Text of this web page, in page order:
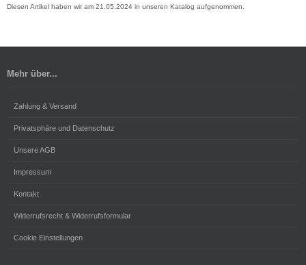
Diesen Artikel haben wir am 21.05.2024 in unseren Katalog aufgenommen.
Mehr über...
Zahlung & Versand
Privatsphäre und Datenschutz
Unsere AGB
Impressum
Kontakt
Widerrufsrecht & Widerrufsformular
Cookie Einstellungen